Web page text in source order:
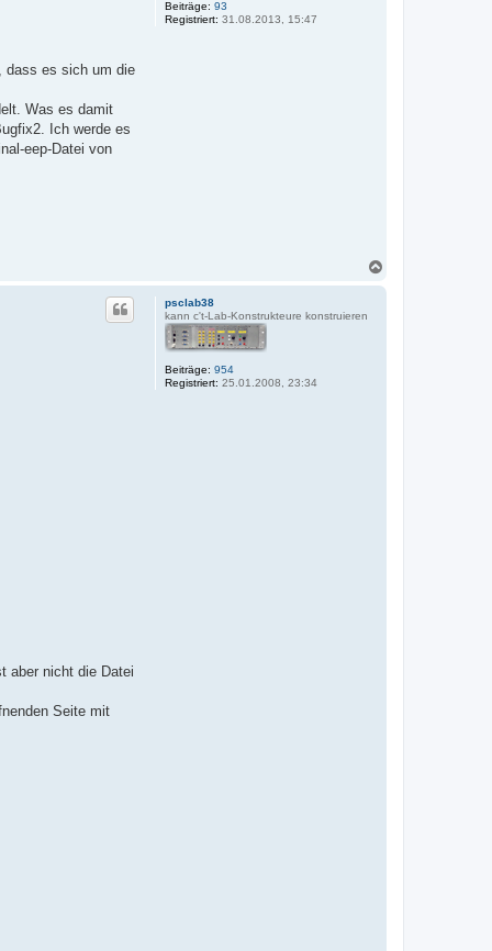
Beiträge: 93
Registriert: 31.08.2013, 15:47
dass es sich um die
Was es damit
Ich werde es
eep-Datei von
psclab38
kann c't-Lab-Konstrukteure konstruieren
Beiträge: 954
Registriert: 25.01.2008, 23:34
aber nicht die Datei
Seite mit